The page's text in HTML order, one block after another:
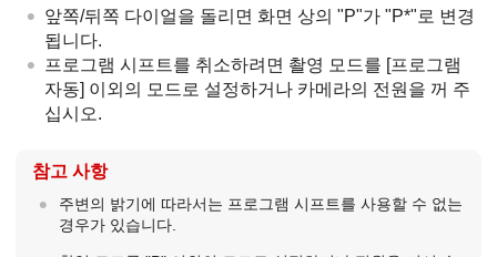
앞쪽/뒤쪽 다이얼을 돌리면 화면 상의 "P"가 "P*"로 변경
됩니다.
프로그램 시프트를 취소하려면 촬영 모드를 [프로그램
자동] 이외의 모드로 설정하거나 카메라의 전원을 꺼 주
십시오.
참고 사항
주변의 밝기에 따라서는 프로그램 시프트를 사용할 수 없는
경우가 있습니다.